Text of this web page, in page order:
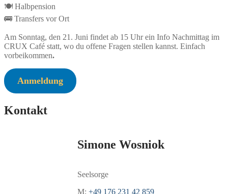
🍽️ Halbpension
🚌 Transfers vor Ort
Am Sonntag, den 21. Juni findet ab 15 Uhr ein Info Nachmittag im
CRUX Café statt, wo du offene Fragen stellen kannst. Einfach
vorbeikommen.
Anmeldung
Kontakt
Simone Wosniok
Seelsorge
M: +49 176 231 42 859